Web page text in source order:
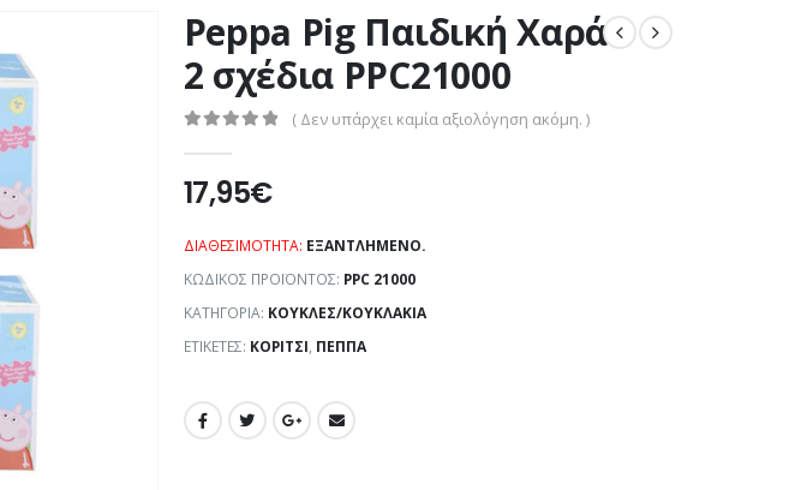
Peppa Pig Παιδική Χαρά
2 σχέδια PPC21000
( Δεν υπάρχει καμία αξιολόγηση ακόμη. )
17,95€
ΔΙΑΘΕΣΙΜΌΤΗΤΑ: ΕΞΑΝΤΛΗΜΈΝΟ.
ΚΩΔΙΚΌΣ ΠΡΟΪΌΝΤΟΣ: PPC 21000
ΚΑΤΗΓΟΡΊΑ: ΚΟΎΚΛΕΣ/ΚΟΥΚΛΆΚΙΑ
ΕΤΙΚΈΤΕΣ: ΚΟΡΊΤΣΙ, ΠΈΠΠΑ